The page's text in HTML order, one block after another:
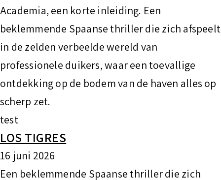
Academia, een korte inleiding. Een
beklemmende Spaanse thriller die zich afspeelt
in de zelden verbeelde wereld van
professionele duikers, waar een toevallige
ontdekking op de bodem van de haven alles op
scherp zet.
test
LOS TIGRES
16 juni 2026
Een beklemmende Spaanse thriller die zich